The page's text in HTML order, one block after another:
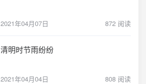
2021年04月07日 872 阅读
清明时节雨纷纷
2021年04月04日 808 阅读